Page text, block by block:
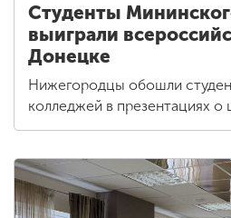
Студенты
выиграли
Донецке
Нижегородцы обошли
колледжей в презентациях